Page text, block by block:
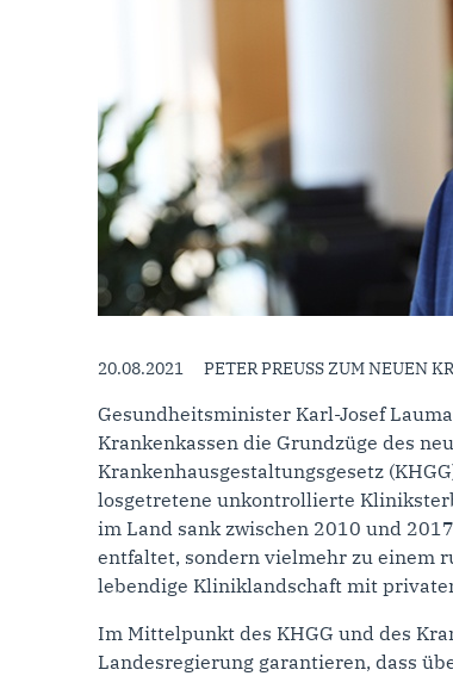
20.08.2021 PETER PREUSS ZUM NEUEN
Gesundheitsminister Karl-Josef
Krankenkassen die Grundzüge des
Krankenhausgestaltungsgesetz
losgetretene unkontrollierte
im Land sank zwischen 2010 und
entfaltet, sondern vielmehr zu einem
lebendige Kliniklandschaft mit
Im Mittelpunkt des KHGG und des
Landesregierung garantieren, dass